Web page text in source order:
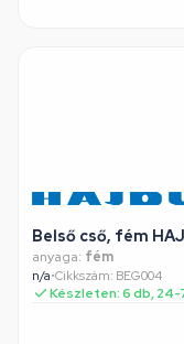
Belső cső, fém
anyaga: fém
n/a•Cikkszám: BEG004
Készleten: 6 db,